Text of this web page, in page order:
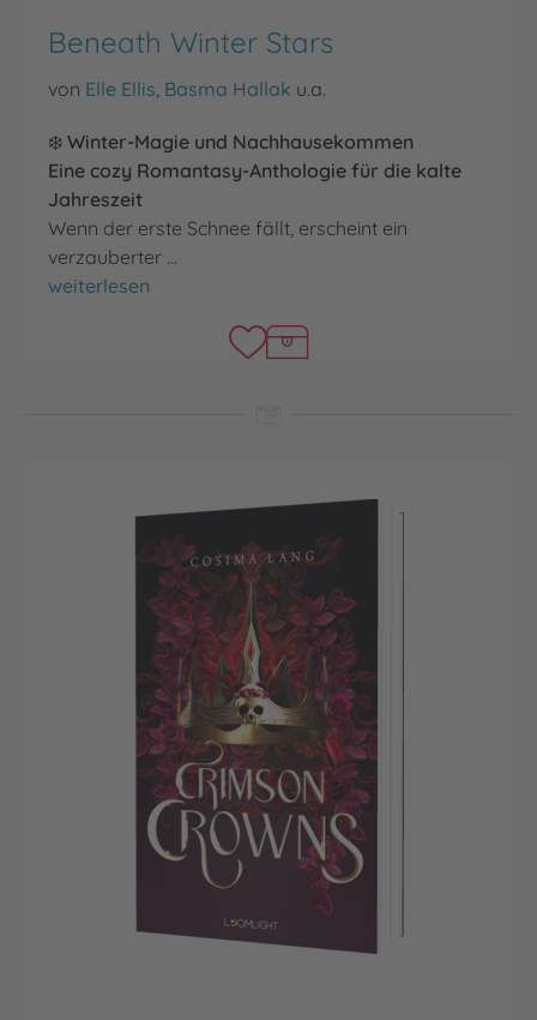
Beneath Winter Stars
von Elle Ellis Basma Hallak u.a.
❄️ Winter-Magie und Nachhausekommen
Eine cozy Romantasy-Anthologie für die kalte
Jahreszeit
Wenn der erste Schnee fällt, erscheint ein
verzauberter …
Beneath Winter Stars
weiterlesen